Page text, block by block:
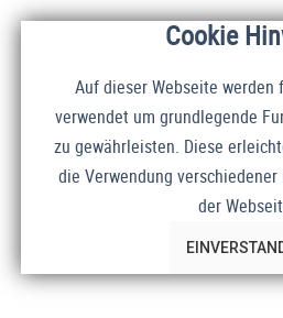
Cookie
Auf dieser Webseite werden
verwendet um grundlegende
zu gewährleisten. Diese
die Verwendung
der